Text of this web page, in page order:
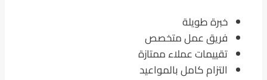
خبرة طويلة
فريق عمل متخصص
تقييمات عملاء ممتازة
التزام كامل بالمواعيد